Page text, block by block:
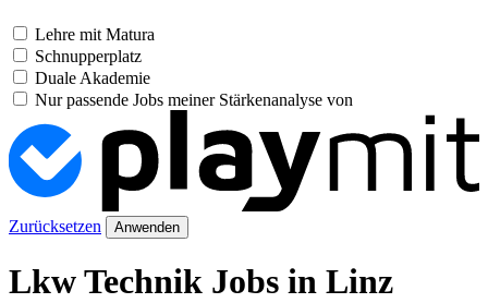
Lehre mit Matura
Schnupperplatz
Duale Akademie
Nur passende Jobs meiner Stärkenanalyse von
Zurücksetzen Anwenden
Lkw Technik Jobs in Linz